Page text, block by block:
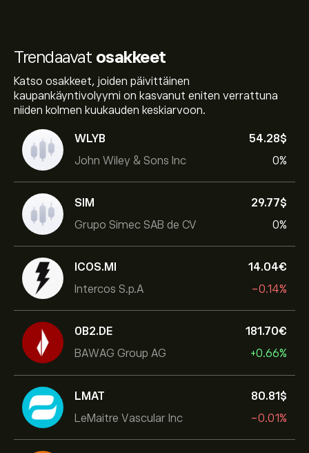
Trendaavat osakkeet
Katso osakkeet, joiden päivittäinen
kaupankäyntivolyymi on kasvanut eniten verrattuna
niiden kolmen kuukauden keskiarvoon.
WLYB
John Wiley & Sons Inc
54.28‎$‎
0%
SIM
Grupo Simec SAB de CV
29.77‎$‎
0%
ICOS.MI
Intercos S.p.A
14.04‎€‎
-0.14%
0B2.DE
BAWAG Group AG
181.70‎€‎
+0.66%
LMAT
LeMaitre Vascular Inc
80.81‎$‎
-0.01%